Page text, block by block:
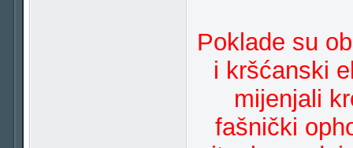
Poklade su
i kršćanski
mijenjali
fašnički